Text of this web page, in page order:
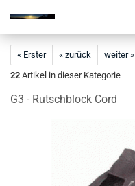
« Erster « zurück
weiter »
22 Artikel in dieser Kategorie
G3 - Rutschblock Cord